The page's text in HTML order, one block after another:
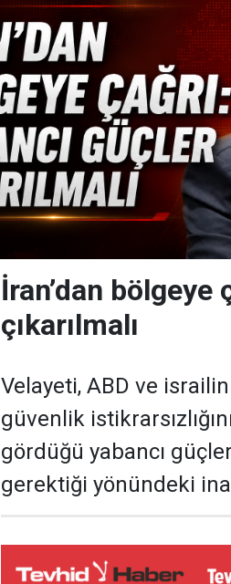
İran’dan bölgeye
çıkarılmalı
Velayeti, ABD ve
güvenlik
gördüğü yabancı
gerektiği yönündeki